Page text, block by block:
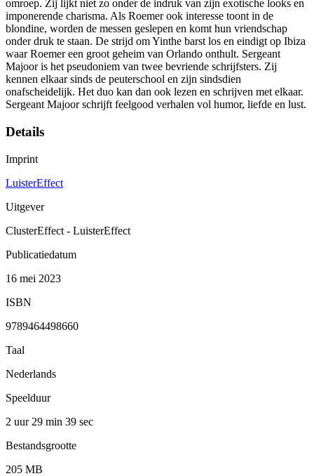
omroep. Zij lijkt niet zo onder de indruk van zijn exotische looks en
imponerende charisma. Als Roemer ook interesse toont in de
blondine, worden de messen geslepen en komt hun vriendschap
onder druk te staan. De strijd om Yinthe barst los en eindigt op Ibiza
waar Roemer een groot geheim van Orlando onthult. Sergeant
Majoor is het pseudoniem van twee bevriende schrijfsters. Zij
kennen elkaar sinds de peuterschool en zijn sindsdien
onafscheidelijk. Het duo kan dan ook lezen en schrijven met elkaar.
Sergeant Majoor schrijft feelgood verhalen vol humor, liefde en lust.
Details
Imprint
LuisterEffect
Uitgever
ClusterEffect - LuisterEffect
Publicatiedatum
16 mei 2023
ISBN
9789464498660
Taal
Nederlands
Speelduur
2 uur 29 min 39 sec
Bestandsgrootte
205 MB